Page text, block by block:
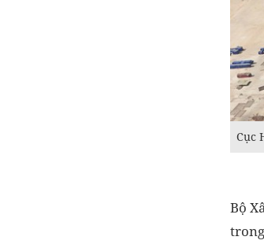
Cục
Bộ